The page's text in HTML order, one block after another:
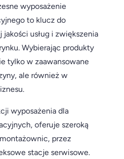
wyposażenie
to klucz do
usług i zwiększenia
Wybierając produkty
tylko w zaawansowane
ale również w
wyposażenia dla
oferuje szeroką
przez
stacje serwisowe.